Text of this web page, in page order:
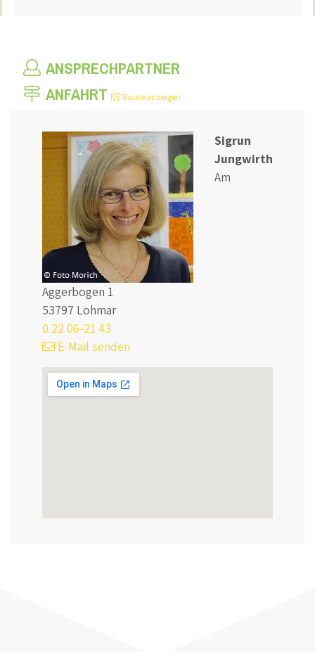
ANSPRECHPARTNER
ANFAHRT
Route anzeigen
Sigrun
Jungwirth
Am
Aggerbogen 1
53797 Lohmar
0 22 06-21 43
E-Mail senden